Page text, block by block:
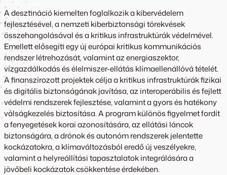
A desztináció kiemelten foglalkozik a kibervédelem
fejlesztésével, a nemzeti kiberbiztonsági törekvések
összehangolásával és a kritikus infrastruktúrák védelmével.
Emellett elősegíti egy új európai kritikus kommunikációs
rendszer létrehozását, valamint az energiaszektor,
vízgazdálkodás és élelmiszer-ellátás klímaellenállóvá tételét.
A finanszírozott projektek célja a kritikus infrastruktúrák fizikai
és digitális biztonságának javítása, az interoperábilis és fejlett
védelmi rendszerek fejlesztése, valamint a gyors és hatékony
válságkezelés biztosítása. A program különös figyelmet fordít
a fenyegetések korai azonosítására, az ellátási láncok
biztonságára, a drónok és autonóm rendszerek jelentette
kockázatokra, a klímaváltozásból eredő új veszélyekre,
valamint a helyreállítási tapasztalatok integrálására a
jövőbeli kockázatok csökkentése érdekében.